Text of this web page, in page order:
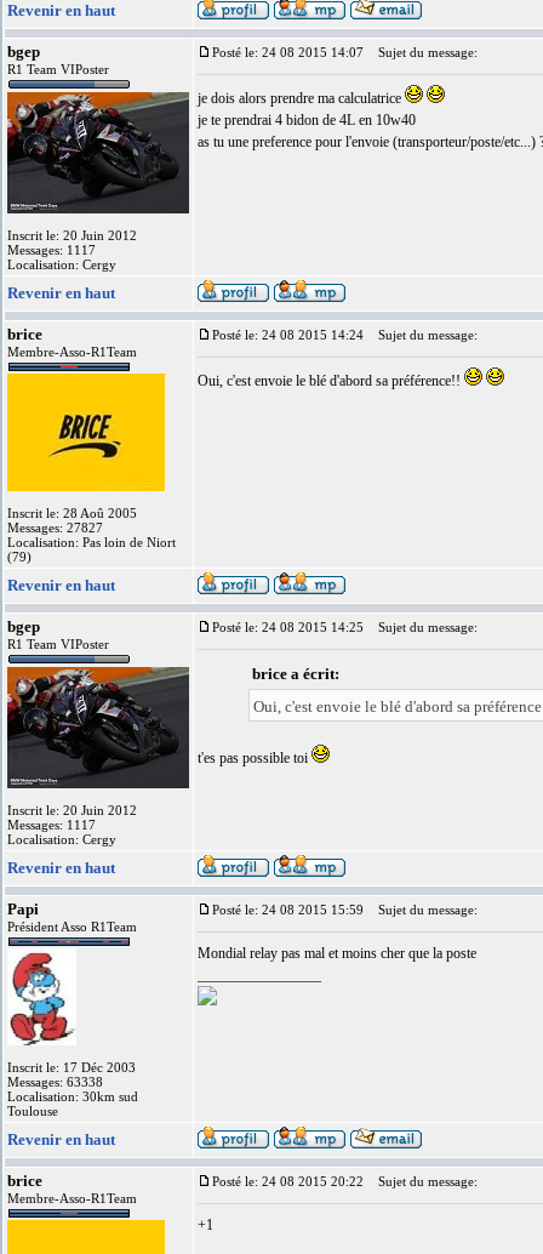
Revenir en haut
bgep
R1 Team VIPoster
Inscrit le: 20 Juin 2012
Messages: 1117
Localisation: Cergy
Posté le: 24 08 2015 14:07 Sujet du message:
je dois alors prendre ma calculatrice
je te prendrai 4 bidon de 4L en 10w40
as tu une preference pour l'envoie (transporteur/poste/etc...)
Revenir en haut
brice
Membre-Asso-R1Team
Inscrit le: 28 Aoû 2005
Messages: 27827
Localisation: Pas loin de Niort
(79)
Posté le: 24 08 2015 14:24 Sujet du message:
Oui, c'est envoie le blé d'abord sa préférence!!
Revenir en haut
bgep
R1 Team VIPoster
Inscrit le: 20 Juin 2012
Messages: 1117
Localisation: Cergy
Posté le: 24 08 2015 14:25 Sujet du message:
brice a écrit:
Oui, c'est envoie le blé d'abord sa
t'es pas possible toi
Revenir en haut
Papi
Président Asso R1Team
Inscrit le: 17 Déc 2003
Messages: 63338
Localisation: 30km sud
Toulouse
Posté le: 24 08 2015 15:59 Sujet du message:
Mondial relay pas mal et moins cher que la poste
Revenir en haut
brice
Membre-Asso-R1Team
Posté le: 24 08 2015 20:22 Sujet du message:
+1